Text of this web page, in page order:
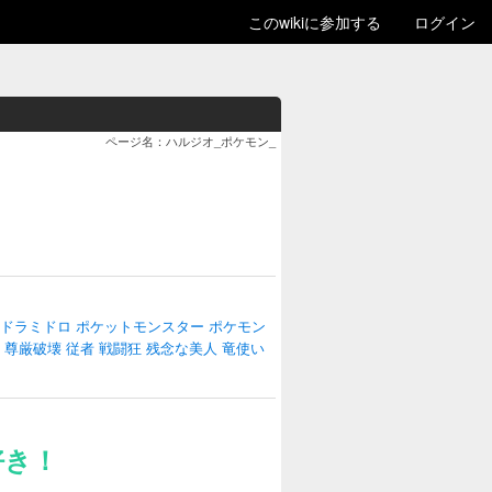
このwikiに参加する ログイン
ページ名：ハルジオ_ポケモン_
ドラミドロ ポケットモンスター ポケモン
尊厳破壊 従者 戦闘狂 残念な美人 竜使い
！